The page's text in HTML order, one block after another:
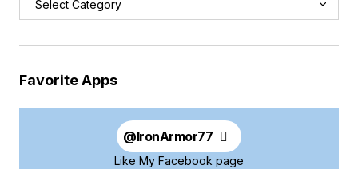
Favorite Apps
@IronArmor77
Like My Facebook page